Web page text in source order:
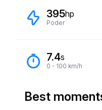
395hp
Poder
7.4s
0 - 100 km/h
Best